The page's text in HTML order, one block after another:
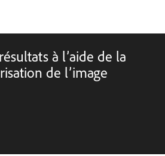
à l’aide de la
de l’image